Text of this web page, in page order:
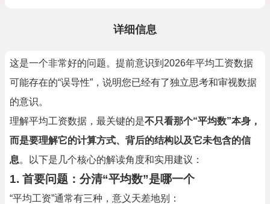
详细信息
这是一个非常好的问题。提前意识到2026年平均工资数据
可能存在的“误导性”，说明您已经有了独立思考和审视数据
的意识。
理解平均工资数据，最关键的是不只看那个“平均数”本身，
而是要理解它的计算方式、背后的结构以及它未包含的信
息。以下是几个核心的解读角度和实用建议：
1. 首要问题：分清“平均数”是哪一个
“平均工资”通常有三种，意义天差地别：